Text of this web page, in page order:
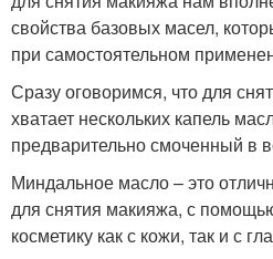
свойства базовых масел,
при самостоятельном
Сразу оговоримся, что для
хватает нескольких капель
предварительно смоченный в
Миндальное масло – это
для снятия макияжа, с
косметику как с кожи, так и с